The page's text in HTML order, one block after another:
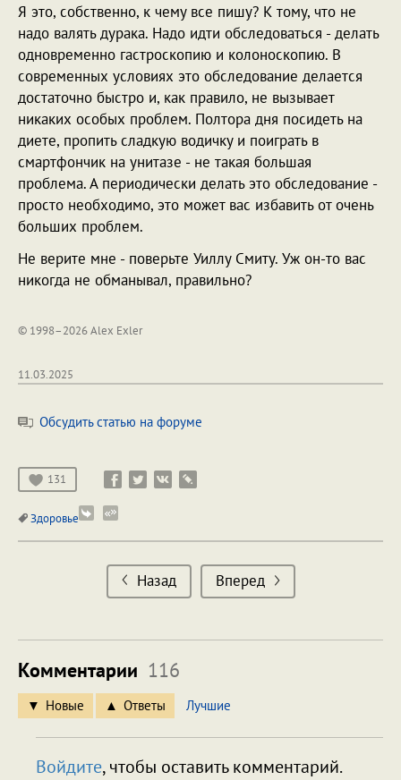
Я это, собственно, к чему все пишу? К тому, что не
надо валять дурака. Надо идти обследоваться - делать
одновременно гастроскопию и колоноскопию. В
современных условиях это обследование делается
достаточно быстро и, как правило, не вызывает
никаких особых проблем. Полтора дня посидеть на
диете, пропить сладкую водичку и поиграть в
смартфончик на унитазе - не такая большая
проблема. А периодически делать это обследование -
просто необходимо, это может вас избавить от очень
больших проблем.
Не верите мне - поверьте Уиллу Смиту. Уж он-то вас
никогда не обманывал, правильно?
© 1998–2026 Alex Exler
11.03.2025
Обсудить статью на форуме
131
Здоровье
Назад Вперед
Комментарии 116
Новые Ответы Лучшие
Войдите, чтобы оставить комментарий.